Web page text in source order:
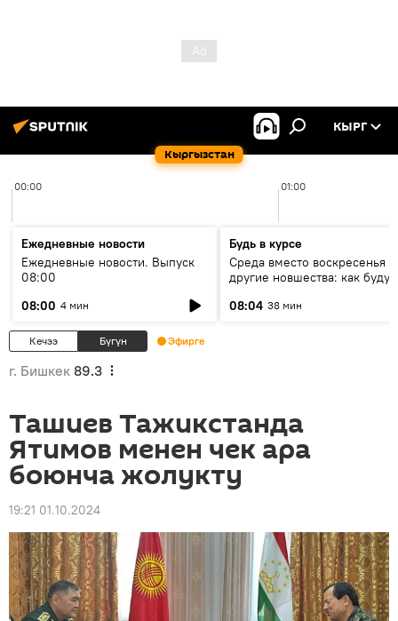
Кыргызстан
КЫРГ
00:00 01:00
Ежедневные новости
Ежедневные новости. Выпуск
08:00
08:00 4 мин
Будь в курсе
Среда вместо воскресенья и
другие новшества: как будут
08:04 38 мин
Кечээ Бүгүн Эфирге
г. Бишкек 89.3
Ташиев Тажикстанда
Ятимов менен чек ара
боюнча жолукту
19:21 01.10.2024